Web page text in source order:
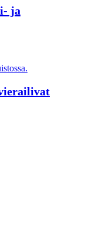
ja